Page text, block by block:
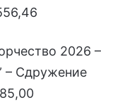
2026 –
– Сдружение